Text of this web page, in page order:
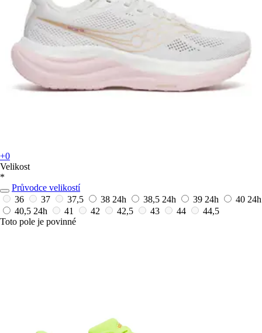
+0
Velikost
*
Průvodce velikostí
36
37 37,5 38 24h 38,5 24h 39 24h 40 24h
40,5 24h 41 42 42,5 43 44
44,5
Toto pole je povinné